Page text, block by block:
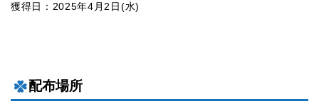
獲得日：2025年4月2日(水)
配布場所